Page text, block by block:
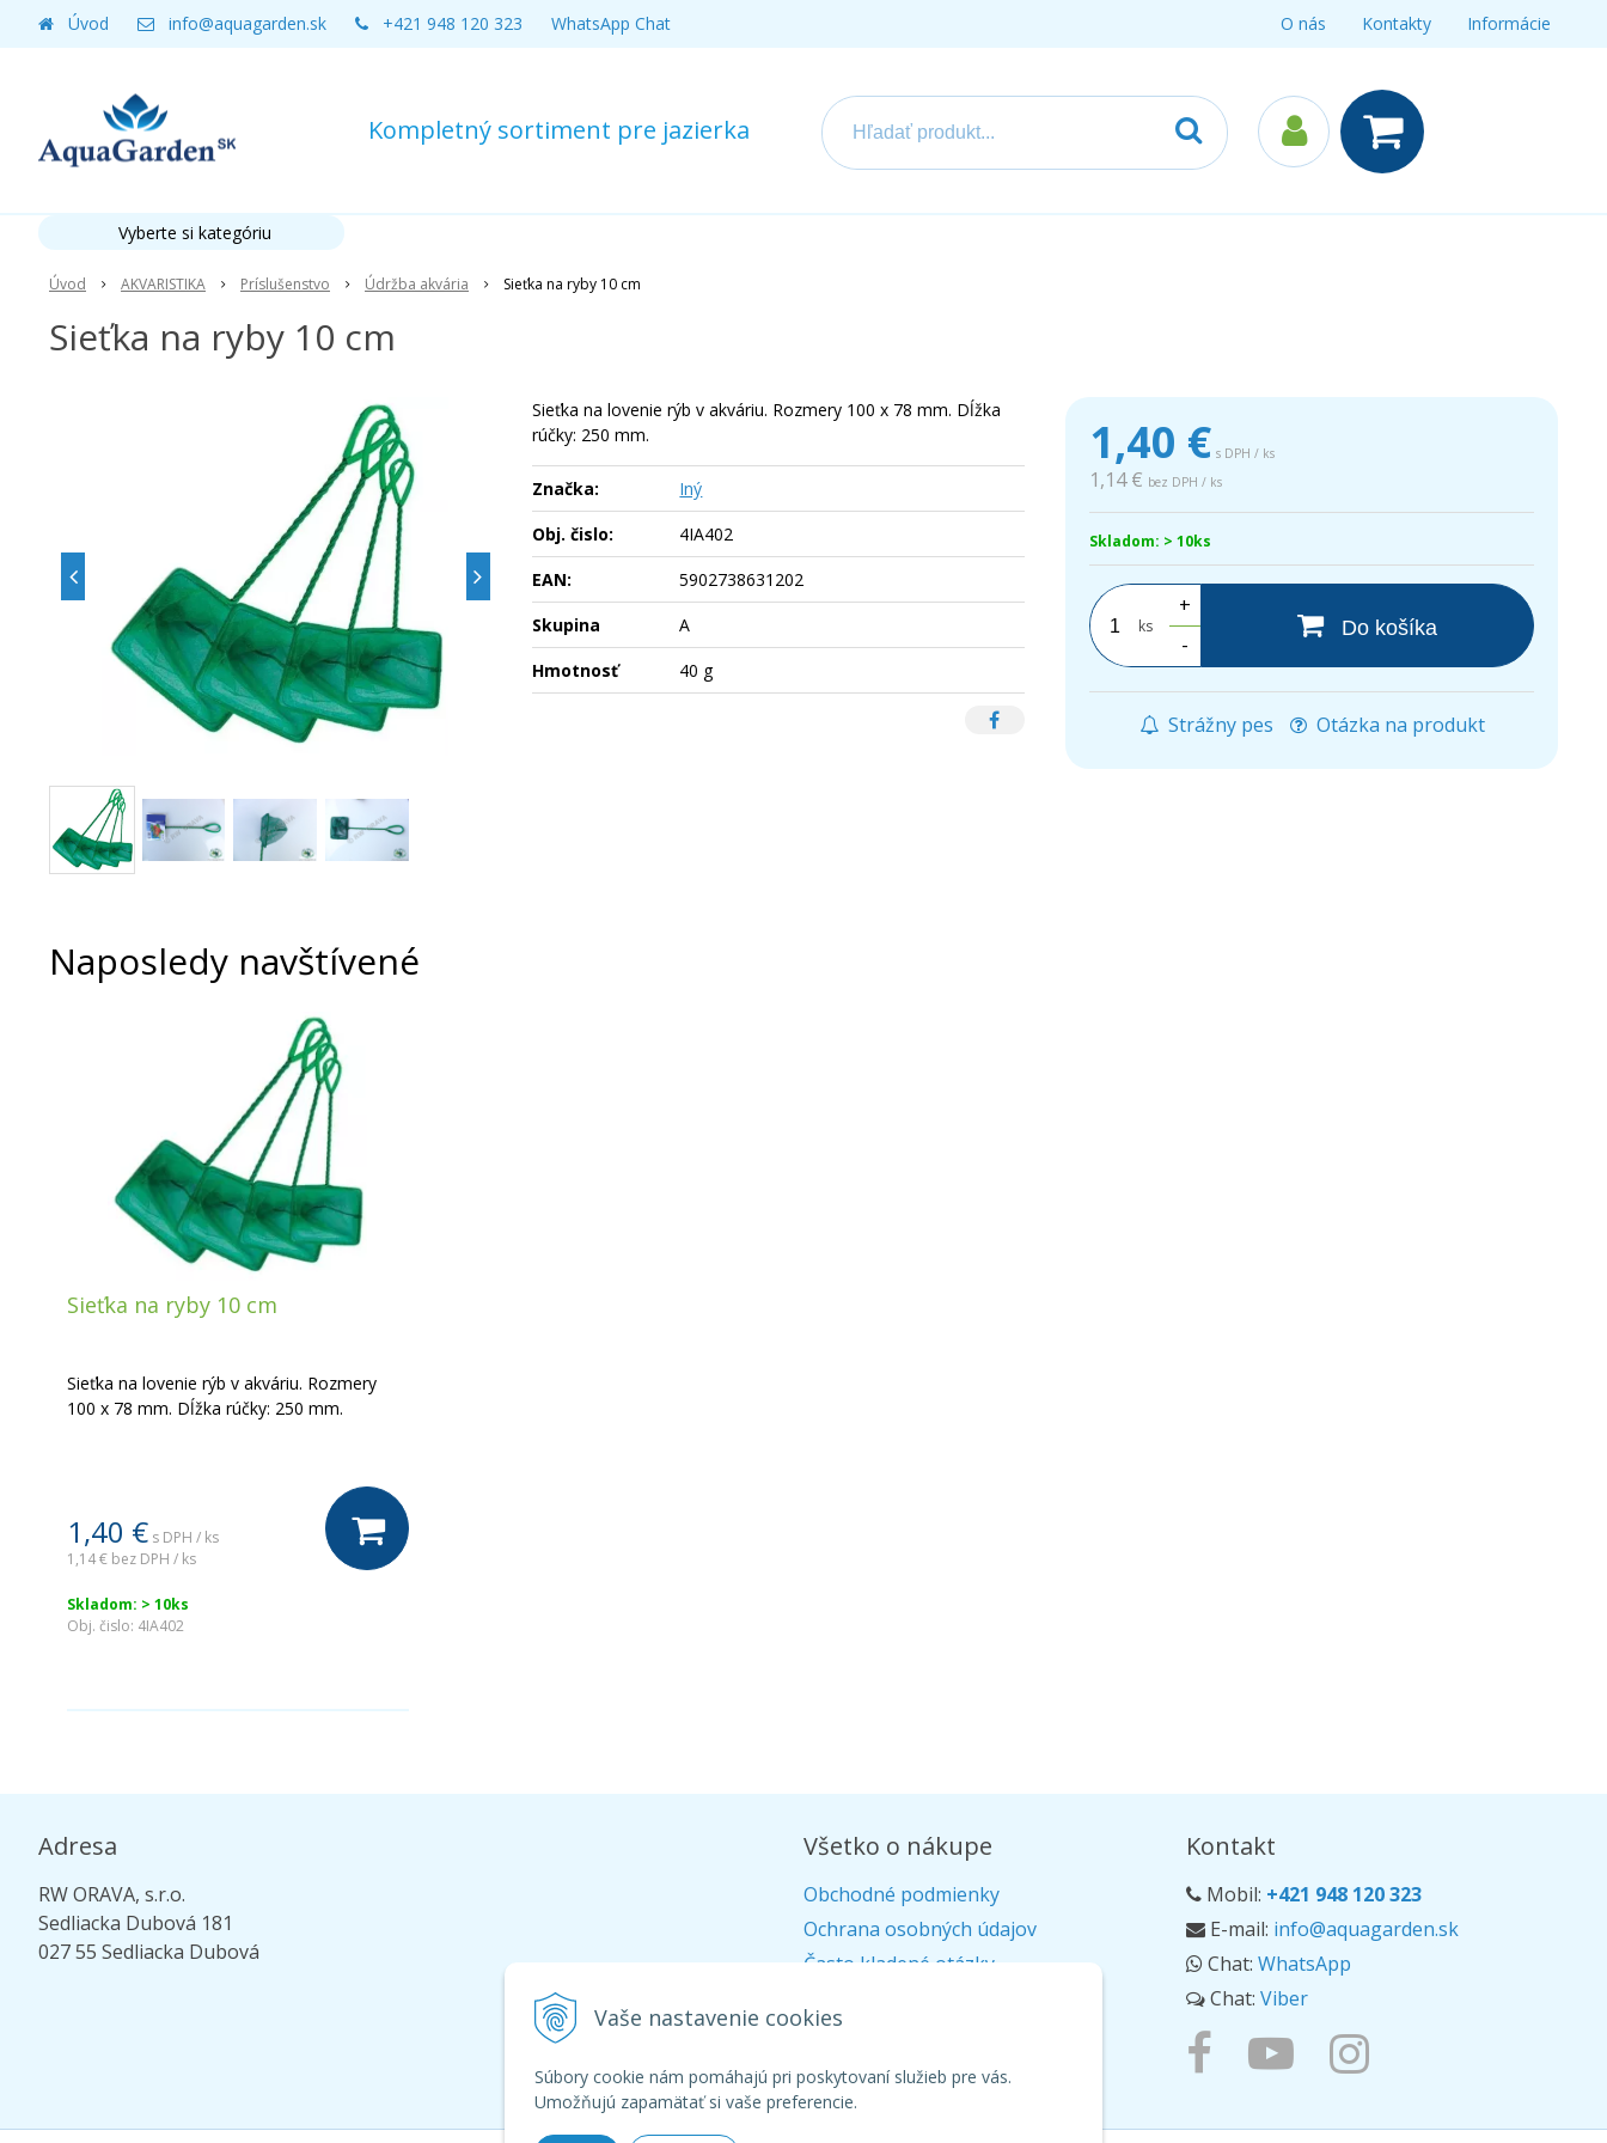
Vaše nastavenie cookies
Súbory cookie nám pomáhajú pri poskytovaní služieb pre vás.
Umožňujú zapamätať si vaše preferencie.
Kompletný sortiment pre jazierka
Úvod info@aquagarden.sk +421 948 120 323 WhatsApp Chat O nás Kontakty Informácie
Úvod AKVARISTIKA Príslušenstvo Údržba akvária Sieťka na ryby 10 cm
Sieťka na ryby 10 cm
1,40 € s DPH / ks
1,14 € bez DPH / ks
Skladom: > 10ks
ks
+
-
Do košíka
Strážny pes Otázka na produkt
Sieťka na lovenie rýb v akváriu. Rozmery 100 x 78 mm. Dĺžka
rúčky: 250 mm.
Značka:
Iný
Obj. čislo:
4IA402
EAN:
5902738631202
Skupina
A
Hmotnosť
40 g
Naposledy navštívené
Sieťka na ryby 10 cm
Sieťka na lovenie rýb v akváriu. Rozmery
100 x 78 mm. Dĺžka rúčky: 250 mm.
1,40 € s DPH / ks
1,14 € bez DPH / ks
Skladom: > 10ks
Obj. čislo: 4IA402
Vyberte si kategóriu
Adresa
RW ORAVA, s.r.o.
Sedliacka Dubová 181
027 55 Sedliacka Dubová
Všetko o nákupe
Obchodné podmienky
Ochrana osobných údajov
Často kladené otázky
Doprava
Ako nakupovať
Kontakt
Mobil: +421 948 120 323
E-mail: info@aquagarden.sk
Chat: WhatsApp
Chat: Viber